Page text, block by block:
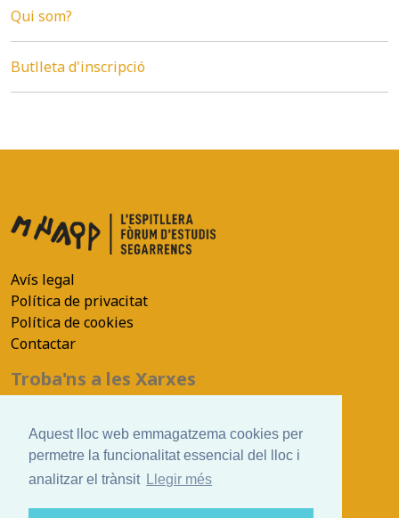
Aquest lloc web emmagatzema cookies per
permetre la funcionalitat essencial del lloc i
analitzar el trànsit Llegir més
Qui som?
Butlleta d'inscripció
Avís legal
Política de privacitat
Política de cookies
Contactar
Troba'ns a les Xarxes
©efes.cat